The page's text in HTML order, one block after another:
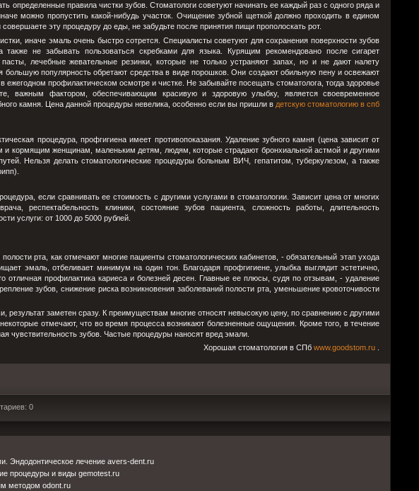
определенные правила чистки зубов. Стоматологи советуют начинать ее каждый раз с одного ряда и
можно пропустить какой-нибудь участок. Очищение зубной щеткой должно проходить в едином
эту процедуру до еды, не забудьте после принятия пищи прополоскать рот.
иначе эмаль очень быстро сотрется. Специалисты советуют для сохранения поверхности зубов
также не забывать пользоваться скребками для языка. Курящим рекомендовано после сигарет
лечебные жевательные резинки, которые не только устраняют запах, но и не дают налету
большую популярность обретают средства в виде порошков. Они создают обильную пену и освежают
ежегодном профилактическом осмотре и чистке. Не забывайте посещать стоматолога, тогда здоровье
важным фактором, обеспечивающим красивую и здоровую улыбку, является своевременное
камня. Цена данной процедуры невелика, особенно если вы пришли в детскую стоматологию в спб
процедура, профгигиена имеет противопоказания. Удаление зубного камня (цена зависит от
и кормящим женщинам, маленьким детям, людям, которые страдают бронхиальной астмой и другими
Нельзя делать стоматологические процедуры больным ВИЧ, гепатитом, туберкулезом, а также
если сравнивать ее стоимость с другими услугами в стоматологии. Зависит цена от многих
респектабельность клиники, состояние зубов пациента, сложность работы, длительность
услуги: от 1000 до 5000 рублей.
рта, как отмечают многие пациенты стоматологических кабинетов, - обязательный этап ухода
эмаль, отбеливает минимум на один тон. Благодаря профгигиене, улыбка выглядит эстетично,
отличная профилактика кариеса и болезней десен. Главные ее плюсы, судя по отзывам, - удаление
зубов, снижение риска возникновения заболеваний полости рта, уменьшение кровоточивости
результат заметен сразу. К преимуществам многие относят невысокую цену, по сравнению с другими
отмечают, что во время процесса возникают болезненные ощущения. Кроме того, в течение
чувствительность зубов. Частые процедуры наносят вред эмали.
Хорошая стоматология в СПбwww.goodstom.ru .
0
Эндодонтическое лечение avers-dent.ru
процедуры и виды gemotest.ru
методом odont.ru